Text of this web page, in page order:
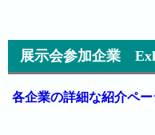
展示会参加企業
各企業の詳細な紹介ペー